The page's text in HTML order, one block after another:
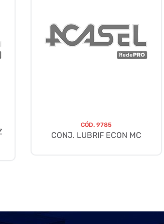
CÓD. 9785
CONJ. LUBRIF ECON MC